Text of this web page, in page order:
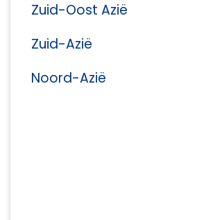
Zuid-Oost Azië
Zuid-Azië
Noord-Azië